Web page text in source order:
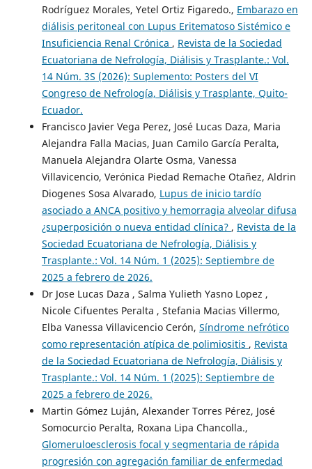
Rodríguez Morales, Yetel Ortiz Figaredo., Embarazo en
diálisis peritoneal con Lupus Eritematoso Sistémico e
Insuficiencia Renal Crónica , Revista de la Sociedad
Ecuatoriana de Nefrología, Diálisis y Trasplante.: Vol.
14 Núm. 3S (2026): Suplemento: Posters del VI
Congreso de Nefrología, Diálisis y Trasplante, Quito-
Ecuador.
Francisco Javier Vega Perez, José Lucas Daza, Maria
Alejandra Falla Macias, Juan Camilo García Peralta,
Manuela Alejandra Olarte Osma, Vanessa
Villavicencio, Verónica Piedad Remache Otañez, Aldrin
Diogenes Sosa Alvarado, Lupus de inicio tardío
asociado a ANCA positivo y hemorragia alveolar difusa
¿superposición o nueva entidad clínica? , Revista de la
Sociedad Ecuatoriana de Nefrología, Diálisis y
Trasplante.: Vol. 14 Núm. 1 (2025): Septiembre de
2025 a febrero de 2026.
Dr Jose Lucas Daza , Salma Yulieth Yasno Lopez ,
Nicole Cifuentes Peralta , Stefania Macias Villermo,
Elba Vanessa Villavicencio Cerón, Síndrome nefrótico
como representación atípica de polimiositis , Revista
de la Sociedad Ecuatoriana de Nefrología, Diálisis y
Trasplante.: Vol. 14 Núm. 1 (2025): Septiembre de
2025 a febrero de 2026.
Martin Gómez Luján, Alexander Torres Pérez, José
Somocurcio Peralta, Roxana Lipa Chancolla.,
Glomeruloesclerosis focal y segmentaria de rápida
progresión con agregación familiar de enfermedad